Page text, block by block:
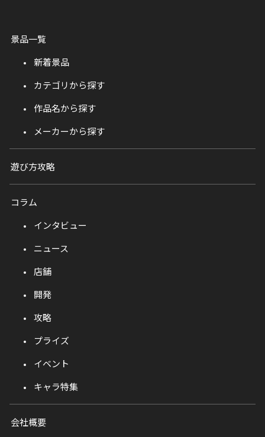
景品一覧
新着景品
カテゴリから探す
作品名から探す
メーカーから探す
遊び方攻略
コラム
インタビュー
ニュース
店舗
開発
攻略
プライズ
イベント
キャラ特集
会社概要